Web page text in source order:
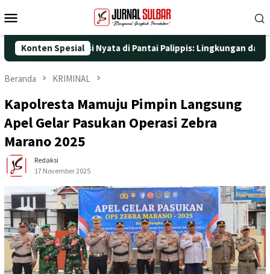
ke
Mobile
Konten Spesial
dengan Aksi Nyata di Pantai Palippis: Lingkungan dan
Beranda KRIMINAL
Kapolresta Mamuju Pimpin Langsung
Apel Gelar Pasukan Operasi Zebra
Marano 2025
Redaksi
17 November 2025